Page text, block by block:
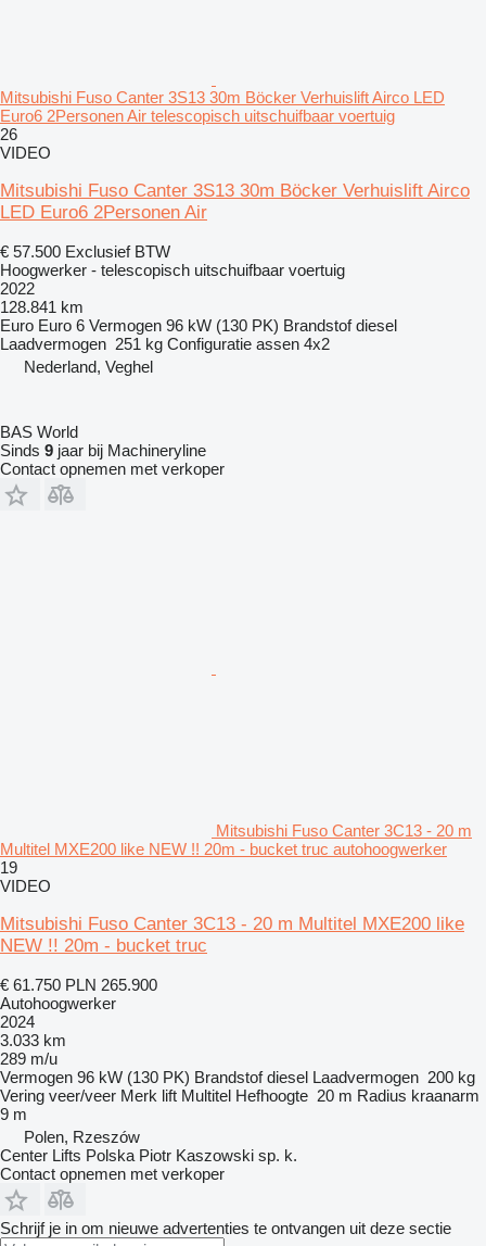
Mitsubishi Fuso Canter 3S13 30m Böcker Verhuislift Airco LED
Euro6 2Personen Air telescopisch uitschuifbaar voertuig
26
VIDEO
Mitsubishi Fuso Canter 3S13 30m Böcker Verhuislift Airco
LED Euro6 2Personen Air
€ 57.500 Exclusief BTW
Hoogwerker - telescopisch uitschuifbaar voertuig
2022
128.841 km
Euro Euro 6 Vermogen 96 kW (130 PK) Brandstof diesel
Laadvermogen 251 kg Configuratie assen 4x2
Nederland, Veghel
BAS World
Sinds 9 jaar bij Machineryline
Contact opnemen met verkoper
Mitsubishi Fuso Canter 3C13 - 20 m
Multitel MXE200 like NEW !! 20m - bucket truc autohoogwerker
19
VIDEO
Mitsubishi Fuso Canter 3C13 - 20 m Multitel MXE200 like
NEW !! 20m - bucket truc
€ 61.750 PLN 265.900
Autohoogwerker
2024
3.033 km
289 m/u
Vermogen 96 kW (130 PK) Brandstof diesel Laadvermogen 200 kg
Vering veer/veer Merk lift Multitel Hefhoogte 20 m Radius kraanarm
9 m
Polen, Rzeszów
Center Lifts Polska Piotr Kaszowski sp. k.
Contact opnemen met verkoper
Schrijf je in om nieuwe advertenties te ontvangen uit deze sectie